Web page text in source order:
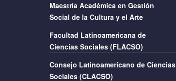
Maestría Académica en Gestión
Social de la Cultura y el Arte
Facultad Latinoamericana de
Ciencias Sociales (FLACSO)
Consejo Latinoamericano de Ciencias
Sociales (CLACSO)